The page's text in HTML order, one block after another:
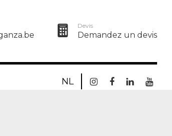
Devis
Demandez un devis
NL